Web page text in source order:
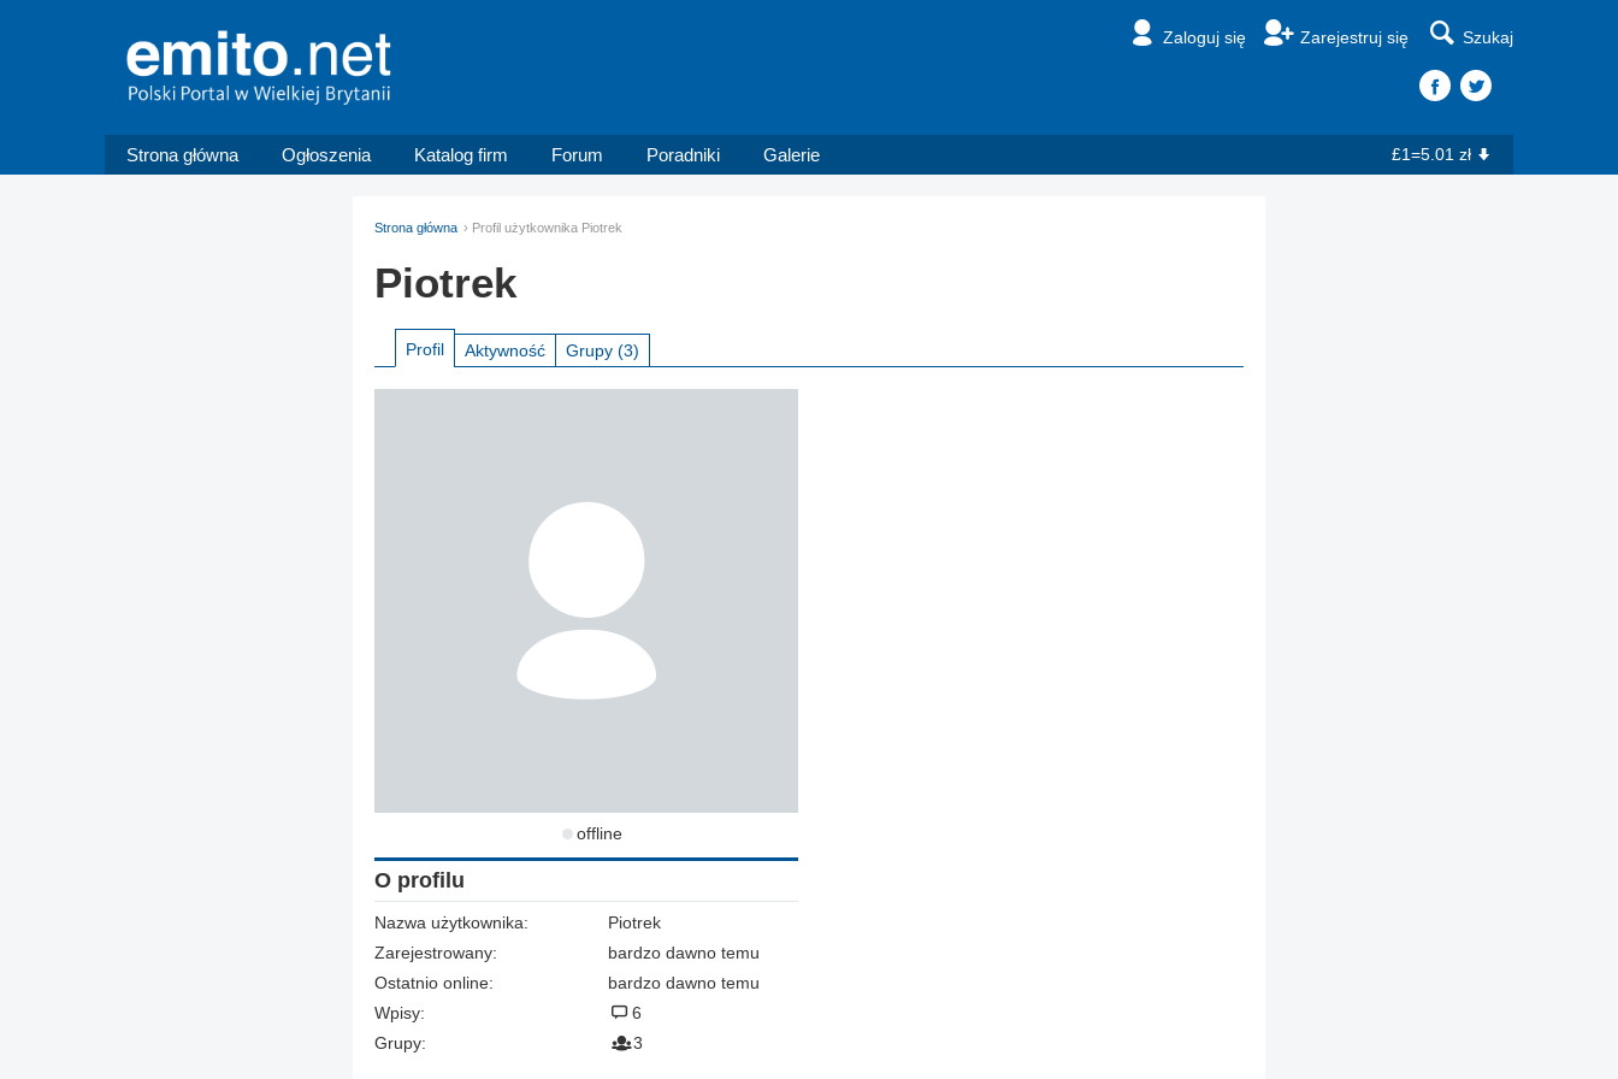
Zaloguj się Zarejestruj się Szukaj
Strona główna Ogłoszenia Katalog firm Forum Poradniki Galerie £1=5.01 zł
Strona główna Profil użytkownika Piotrek
Piotrek
Profil Aktywność Grupy (3)
offline
O profilu
Nazwa użytkownika:
Piotrek
Zarejestrowany:
bardzo dawno temu
Ostatnio online:
bardzo dawno temu
Wpisy:
6
Grupy:
3